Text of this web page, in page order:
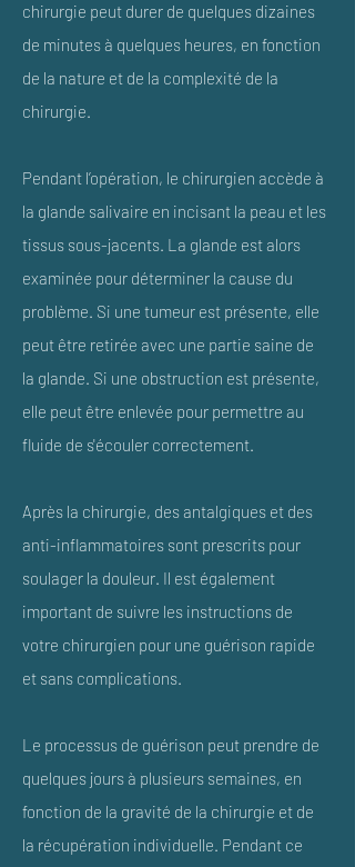
chirurgie peut durer de quelques dizaines
de minutes à quelques heures, en fonction
de la nature et de la complexité de la
chirurgie.
Pendant l’opération, le chirurgien accède à
la glande salivaire en incisant la peau et les
tissus sous-jacents. La glande est alors
examinée pour déterminer la cause du
problème. Si une tumeur est présente, elle
peut être retirée avec une partie saine de
la glande. Si une obstruction est présente,
elle peut être enlevée pour permettre au
fluide de s'écouler correctement.
Après la chirurgie, des antalgiques et des
anti-inflammatoires sont prescrits pour
soulager la douleur. Il est également
important de suivre les instructions de
votre chirurgien pour une guérison rapide
et sans complications.
Le processus de guérison peut prendre de
quelques jours à plusieurs semaines, en
fonction de la gravité de la chirurgie et de
la récupération individuelle. Pendant ce